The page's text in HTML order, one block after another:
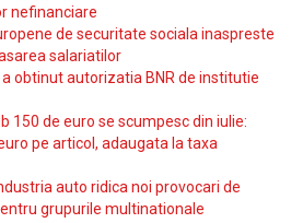
nefinanciare
de securitate sociala inaspreste
salariatilor
a obtinut autorizatia BNR de institutie
150 de euro se scumpesc din iulie:
pe articol, adaugata la taxa
auto ridica noi provocari de
grupurile multinationale